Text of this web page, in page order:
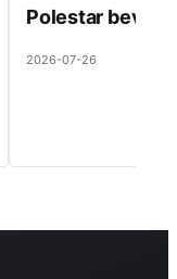
Polestar beveik
2026-07-26